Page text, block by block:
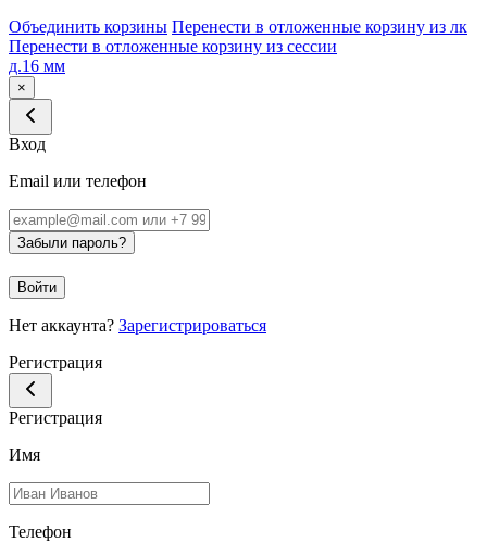
Объединить корзины Перенести в отложенные корзину из лк
Перенести в отложенные корзину из сессии
д.16 мм
×
Вход
Email или телефон
Забыли пароль?
Войти
Нет аккаунта? Зарегистрироваться
Регистрация
Регистрация
Имя
Телефон